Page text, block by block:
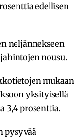
edellisen
neljännekseen
nousu.
mukaan
yksityisellä
3,4 prosenttia.
pysyvää